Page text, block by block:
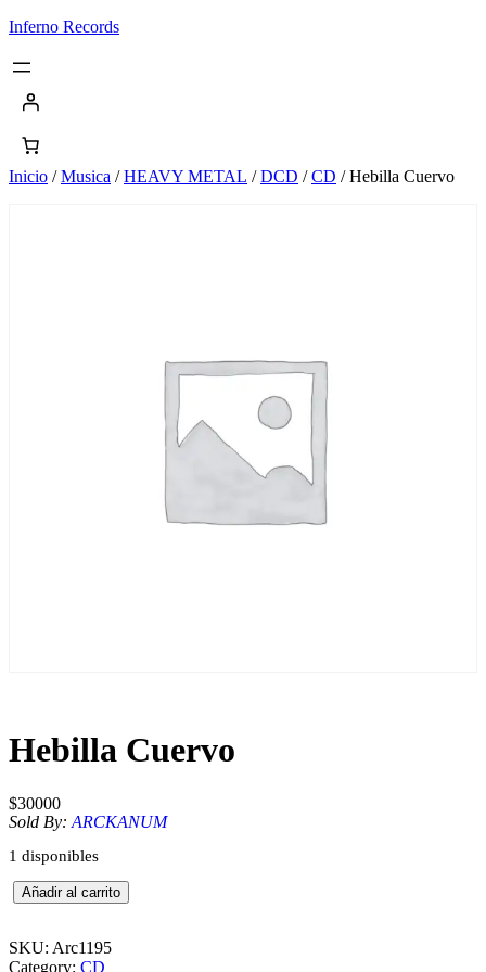
Saltar
contenido
Inferno Records
Inicio /Musica /HEAVY METAL /DCD /CD / Hebilla Cuervo
Hebilla Cuervo
$30000
Sold By: ARCKANUM
1 disponibles
H
e
i
l
Añadir al carrito
SKU: Arc1195
Category: CD